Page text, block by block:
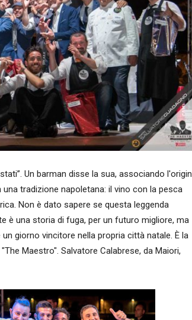
Un barman disse la sua, associando
tradizione napoletana: il vino con la pesca
Non è dato sapere se questa leggenda
è una storia di fuga, per un futuro migliore, ma
giorno vincitore nella propria città natale. È la
Maestro". Salvatore Calabrese, da Maiori,